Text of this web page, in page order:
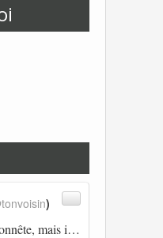
“C'est une belle chose d'être honnête, mais il est également important d'avoir raison.” Winston Churchill Réplico…
)